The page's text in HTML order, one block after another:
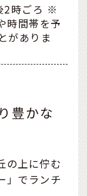
2時ごろ ※
時間帯を予
がありま
豊かな
の上に佇む
」でランチ